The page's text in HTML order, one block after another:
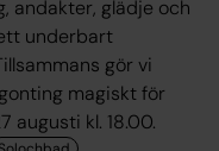
andakter, glädje och
underbart
gör vi
magiskt för
augusti kl. 18.00.